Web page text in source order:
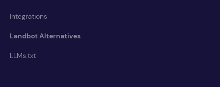
Integrations
Landbot Alternatives
LLMs.txt